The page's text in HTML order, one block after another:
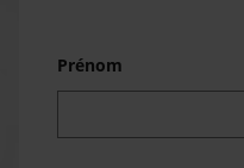
Prénom